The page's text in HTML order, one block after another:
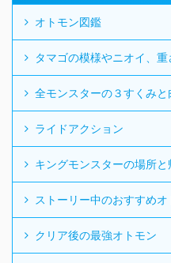
オトモン図鑑
タマゴの模様やニオイ、重
全モンスターの３すくみ
ライドアクション
キングモンスターの場所
ストーリー中のおすすめオ
クリア後の最強オトモン